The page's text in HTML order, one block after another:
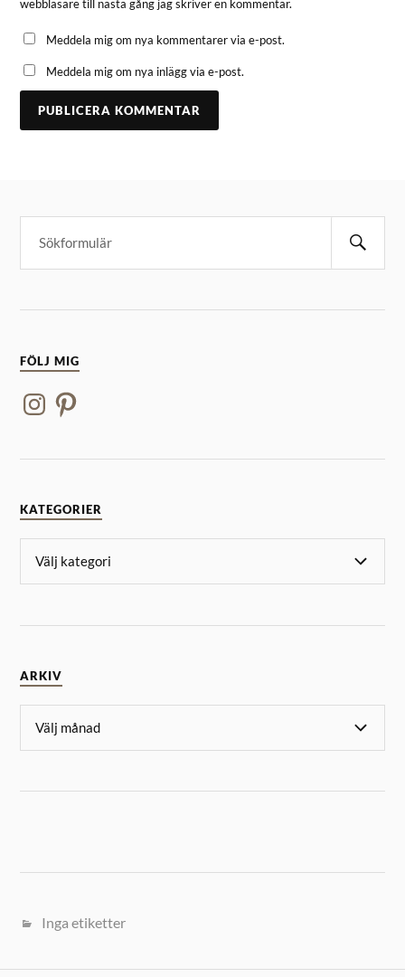
webbläsare till nästa gång jag skriver en kommentar.
Meddela mig om nya kommentarer via e-post.
Meddela mig om nya inlägg via e-post.
FÖLJ MIG
KATEGORIER
ARKIV
Inga etiketter